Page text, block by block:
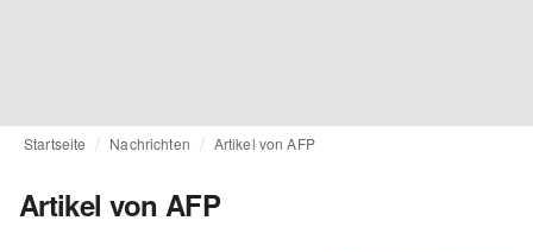
Startseite Nachrichten Artikel von AFP
Artikel von AFP